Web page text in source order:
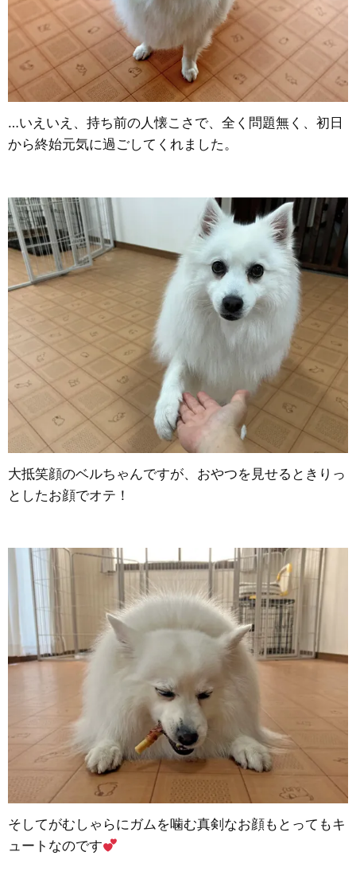
…いえいえ、持ち前の人懐こさで、全く問題無く、初日
から終始元気に過ごしてくれました。
大抵笑顔のベルちゃんですが、おやつを見せるときりっ
としたお顔でオテ！
そしてがむしゃらにガムを噛む真剣なお顔もとってもキ
ュートなのです